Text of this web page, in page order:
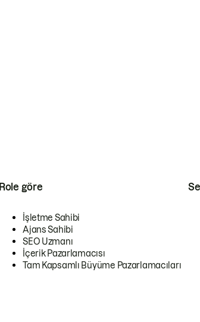
Role göre
İşletme Sahibi
Ajans Sahibi
SEO Uzmanı
İçerik Pazarlamacısı
Tam Kapsamlı Büyüme Pazarlamacıları